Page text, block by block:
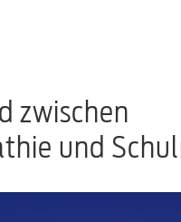
zwischen
und